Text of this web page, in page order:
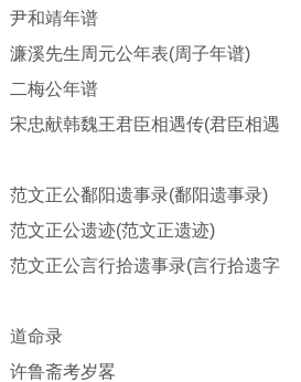
和靖年谱
溪先生周元公年表(周子年谱)
梅公年谱
忠献韩魏王君臣相遇传(君臣相遇
文正公鄱阳遗事录(鄱阳遗事录)
文正公遗迹(范文正遗迹)
文正公言行拾遗事录(言行拾遗字
命录
鲁斋考岁畧